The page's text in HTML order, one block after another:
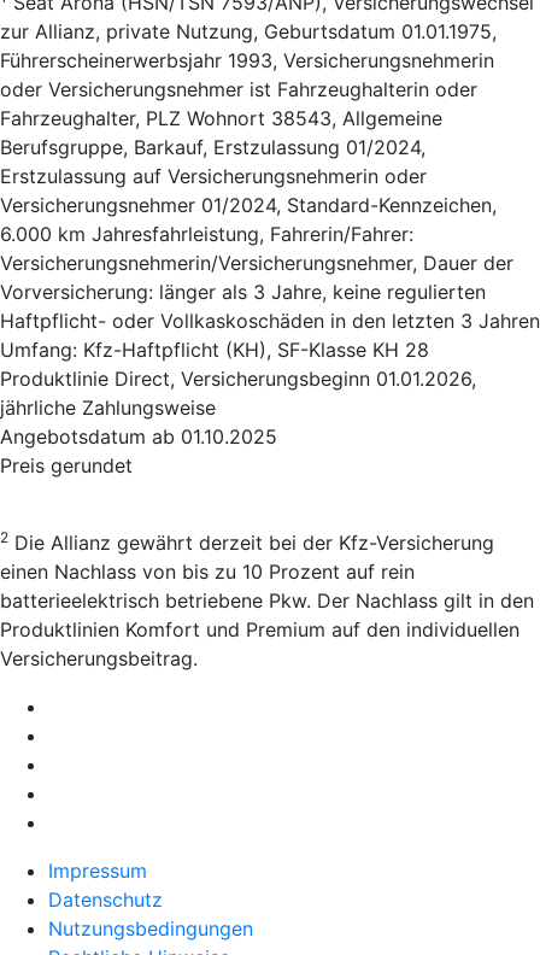
zur Allianz, private Nutzung, Geburtsdatum 01.01.1975,
Führerscheinerwerbsjahr 1993, Versicherungsnehmerin
oder Versicherungsnehmer ist Fahrzeughalterin oder
Fahrzeughalter, PLZ Wohnort 38543, Allgemeine
Berufsgruppe, Barkauf, Erstzulassung 01/2024,
Erstzulassung auf Versicherungsnehmerin oder
Versicherungsnehmer 01/2024, Standard-Kennzeichen,
6.000 km Jahresfahrleistung, Fahrerin/Fahrer:
Versicherungsnehmerin/Versicherungsnehmer, Dauer der
Vorversicherung: länger als 3 Jahre, keine regulierten
Haftpflicht- oder Vollkaskoschäden in den letzten 3 Jahren
Umfang: Kfz-Haftpflicht (KH), SF-Klasse KH 28
Produktlinie Direct, Versicherungsbeginn 01.01.2026,
jährliche Zahlungsweise
Angebotsdatum ab 01.10.2025
Preis gerundet
2 Die Allianz gewährt derzeit bei der Kfz-Versicherung
einen Nachlass von bis zu 10 Prozent auf rein
batterieelektrisch betriebene Pkw. Der Nachlass gilt in den
Produktlinien Komfort und Premium auf den individuellen
Versicherungsbeitrag.
Impressum
Datenschutz
Nutzungsbedingungen